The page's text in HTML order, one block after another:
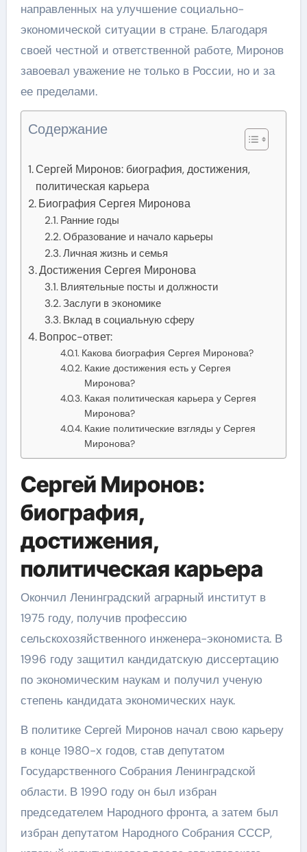
направленных на улучшение социально-
экономической ситуации в стране. Благодаря
своей честной и ответственной работе, Миронов
завоевал уважение не только в России, но и за
ее пределами.
Содержание
Сергей Миронов: биография, достижения,
политическая карьера
Биография Сергея Миронова
Ранние годы
Образование и начало карьеры
Личная жизнь и семья
Достижения Сергея Миронова
Влиятельные посты и должности
Заслуги в экономике
Вклад в социальную сферу
Вопрос-ответ:
Какова биография Сергея Миронова?
Какие достижения есть у Сергея
Миронова?
Какая политическая карьера у Сергея
Миронова?
Какие политические взгляды у Сергея
Миронова?
Сергей Миронов:
биография,
достижения,
политическая карьера
Окончил Ленинградский аграрный институт в
1975 году, получив профессию
сельскохозяйственного инженера-экономиста. В
1996 году защитил кандидатскую диссертацию
по экономическим наукам и получил ученую
степень кандидата экономических наук.
В политике Сергей Миронов начал свою карьеру
в конце 1980-х годов, став депутатом
Государственного Собрания Ленинградской
области. В 1990 году он был избран
председателем Народного фронта, а затем был
избран депутатом Народного Собрания СССР,